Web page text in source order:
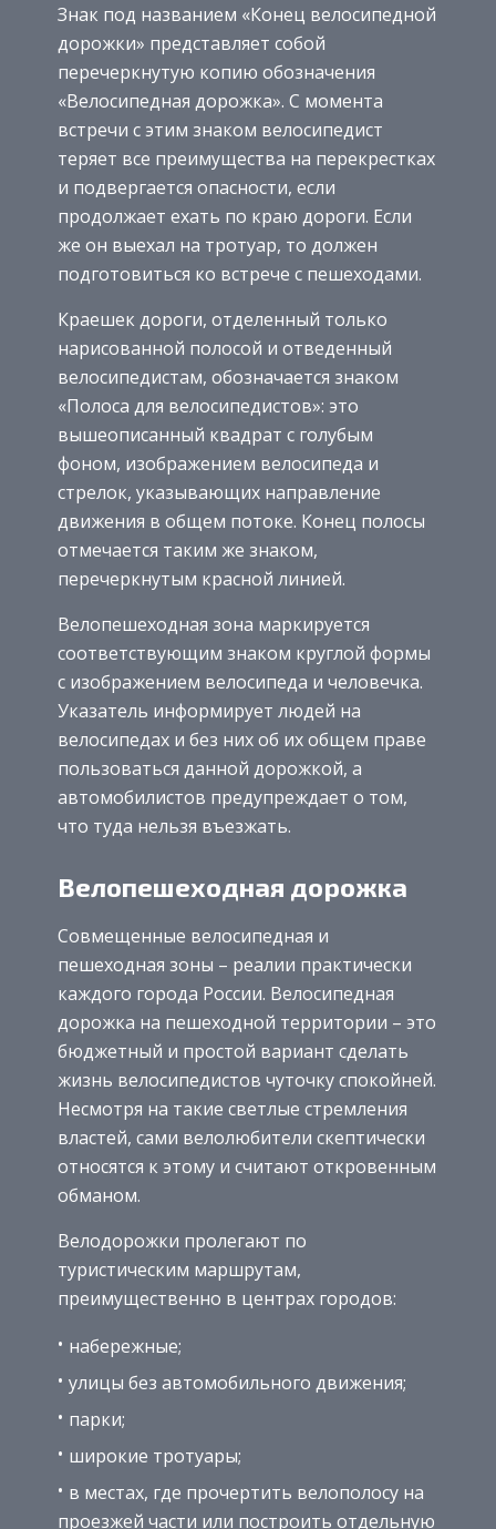
Знак под названием «Конец велосипедной
дорожки» представляет собой
перечеркнутую копию обозначения
«Велосипедная дорожка». С момента
встречи с этим знаком велосипедист
теряет все преимущества на перекрестках
и подвергается опасности, если
продолжает ехать по краю дороги. Если
же он выехал на тротуар, то должен
подготовиться ко встрече с пешеходами.
Краешек дороги, отделенный только
нарисованной полосой и отведенный
велосипедистам, обозначается знаком
«Полоса для велосипедистов»: это
вышеописанный квадрат с голубым
фоном, изображением велосипеда и
стрелок, указывающих направление
движения в общем потоке. Конец полосы
отмечается таким же знаком,
перечеркнутым красной линией.
Велопешеходная зона маркируется
соответствующим знаком круглой формы
с изображением велосипеда и человечка.
Указатель информирует людей на
велосипедах и без них об их общем праве
пользоваться данной дорожкой, а
автомобилистов предупреждает о том,
что туда нельзя въезжать.
Велопешеходная дорожка
Совмещенные велосипедная и
пешеходная зоны – реалии практически
каждого города России. Велосипедная
дорожка на пешеходной территории – это
бюджетный и простой вариант сделать
жизнь велосипедистов чуточку спокойней.
Несмотря на такие светлые стремления
властей, сами велолюбители скептически
относятся к этому и считают откровенным
обманом.
Велодорожки пролегают по
туристическим маршрутам,
преимущественно в центрах городов:
набережные;
улицы без автомобильного движения;
парки;
широкие тротуары;
в местах, где прочертить велополосу на
проезжей части или построить отдельную